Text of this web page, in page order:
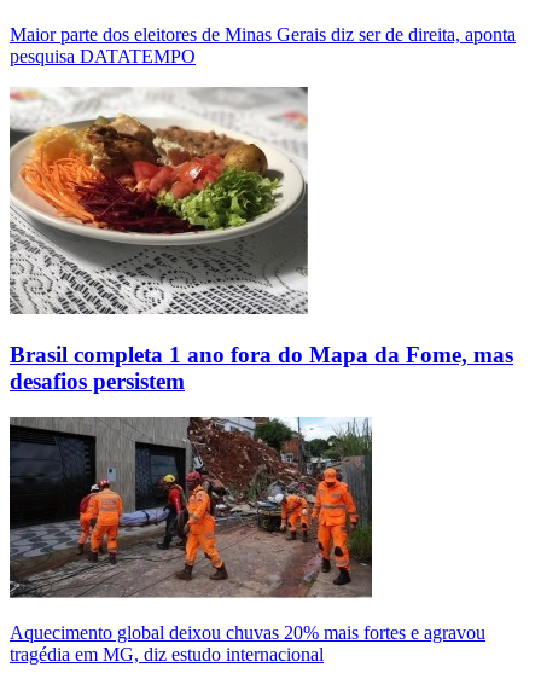
Maior parte dos eleitores de Minas Gerais diz ser de direita, aponta
pesquisa DATATEMPO
Brasil completa 1 ano fora do Mapa da Fome, mas
desafios persistem
Aquecimento global deixou chuvas 20% mais fortes e agravou
tragédia em MG, diz estudo internacional